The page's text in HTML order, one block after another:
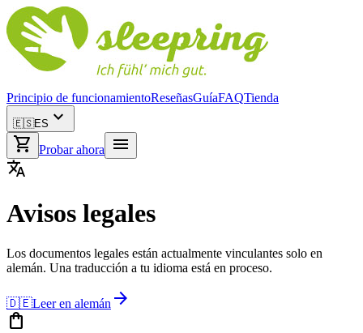
Principio de funcionamientoReseñasGuíaFAQTienda
🇪🇸ES expand_more
shopping_cart
Probar ahora
menu
translate
Avisos legales
Los documentos legales están actualmente vinculantes solo en
alemán. Una traducción a tu idioma está en proceso.
🇩🇪Leer en alemán arrow_forward
shopping_bag